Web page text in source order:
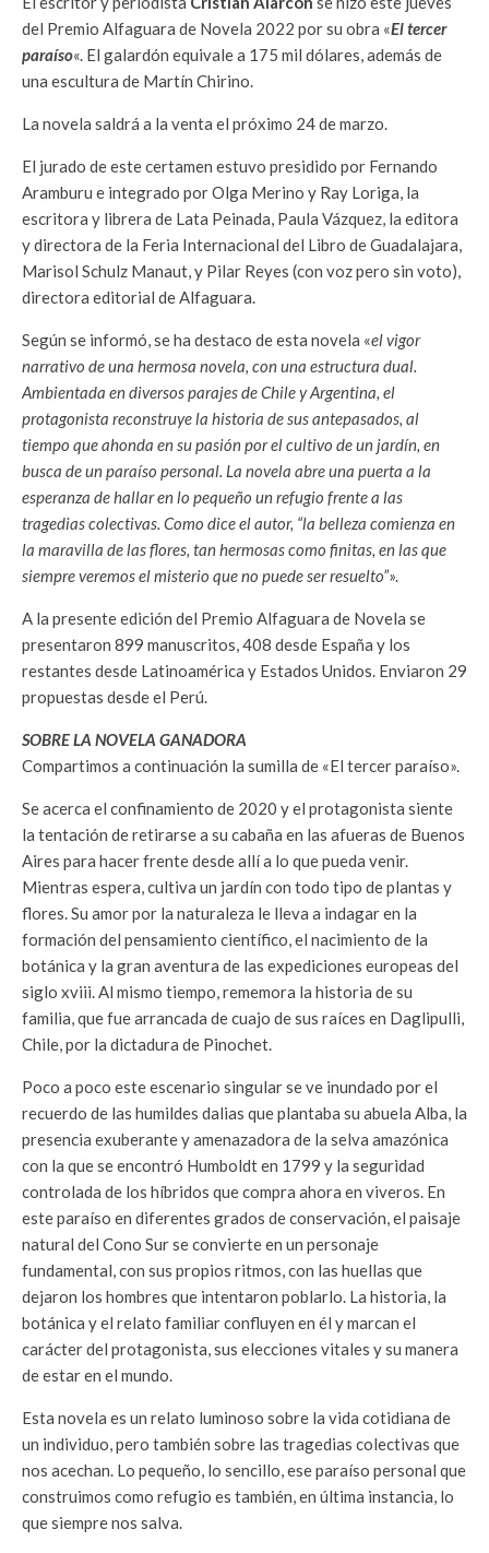
del Premio Alfaguara de Novela 2022 por su obra «El tercer
paraíso«. El galardón equivale a 175 mil dólares, además de
una escultura de Martín Chirino.
La novela saldrá a la venta el próximo 24 de marzo.
El jurado de este certamen estuvo presidido por Fernando
Aramburu e integrado por Olga Merino y Ray Loriga, la
escritora y librera de Lata Peinada, Paula Vázquez, la editora
y directora de la Feria Internacional del Libro de Guadalajara,
Marisol Schulz Manaut, y Pilar Reyes (con voz pero sin voto),
directora editorial de Alfaguara.
Según se informó, se ha destaco de esta novela «el vigor
narrativo de una hermosa novela, con una estructura dual.
Ambientada en diversos parajes de Chile y Argentina, el
protagonista reconstruye la historia de sus antepasados, al
tiempo que ahonda en su pasión por el cultivo de un jardín, en
busca de un paraíso personal. La novela abre una puerta a la
esperanza de hallar en lo pequeño un refugio frente a las
tragedias colectivas. Como dice el autor, “la belleza comienza en
la maravilla de las flores, tan hermosas como finitas, en las que
siempre veremos el misterio que no puede ser resuelto”».
A la presente edición del Premio Alfaguara de Novela se
presentaron 899 manuscritos, 408 desde España y los
restantes desde Latinoamérica y Estados Unidos. Enviaron 29
propuestas desde el Perú.
SOBRE LA NOVELA GANADORA
Compartimos a continuación la sumilla de «El tercer paraíso».
Se acerca el confinamiento de 2020 y el protagonista siente
la tentación de retirarse a su cabaña en las afueras de Buenos
Aires para hacer frente desde allí a lo que pueda venir.
Mientras espera, cultiva un jardín con todo tipo de plantas y
flores. Su amor por la naturaleza le lleva a indagar en la
formación del pensamiento científico, el nacimiento de la
botánica y la gran aventura de las expediciones europeas del
siglo xviii. Al mismo tiempo, rememora la historia de su
familia, que fue arrancada de cuajo de sus raíces en Daglipulli,
Chile, por la dictadura de Pinochet.
Poco a poco este escenario singular se ve inundado por el
recuerdo de las humildes dalias que plantaba su abuela Alba, la
presencia exuberante y amenazadora de la selva amazónica
con la que se encontró Humboldt en 1799 y la seguridad
controlada de los híbridos que compra ahora en viveros. En
este paraíso en diferentes grados de conservación, el paisaje
natural del Cono Sur se convierte en un personaje
fundamental, con sus propios ritmos, con las huellas que
dejaron los hombres que intentaron poblarlo. La historia, la
botánica y el relato familiar confluyen en él y marcan el
carácter del protagonista, sus elecciones vitales y su manera
de estar en el mundo.
Esta novela es un relato luminoso sobre la vida cotidiana de
un individuo, pero también sobre las tragedias colectivas que
nos acechan. Lo pequeño, lo sencillo, ese paraíso personal que
construimos como refugio es también, en última instancia, lo
que siempre nos salva.